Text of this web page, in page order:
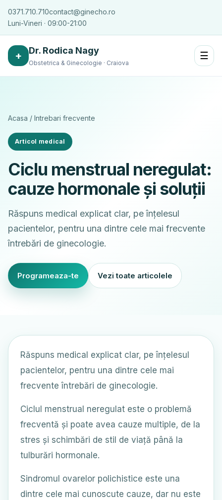
0371.710.710contact@ginecho.ro
Luni-Vineri · 09:00-21:00
+ Dr. Rodica Nagy
Obstetrica & Ginecologie · Craiova
☰
Acasa / Intrebari frecvente
Articol medical
Ciclu menstrual neregulat:
cauze hormonale și soluții
Răspuns medical explicat clar, pe înțelesul
pacientelor, pentru una dintre cele mai frecvente
întrebări de ginecologie.
Programeaza-te Vezi toate articolele
Răspuns medical explicat clar, pe înțelesul
pacientelor, pentru una dintre cele mai
frecvente întrebări de ginecologie.
Ciclul menstrual neregulat este o problemă
frecventă și poate avea cauze multiple, de la
stres și schimbări de stil de viață până la
tulburări hormonale.
Sindromul ovarelor polichistice este una
dintre cele mai cunoscute cauze, dar nu este